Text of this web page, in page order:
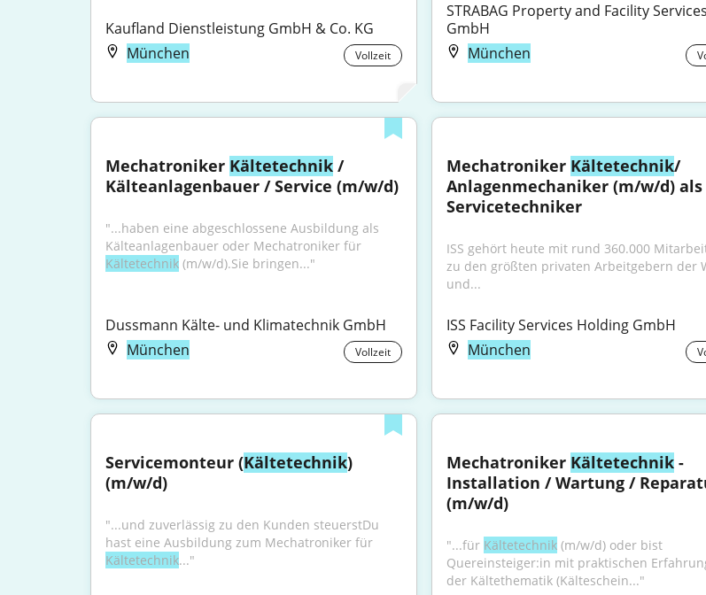
Kaufland Dienstleistung GmbH & Co. KG
München
Vollzeit
STRABAG Property and Facility Services
GmbH
München
Mechatroniker Kältetechnik /
Kälteanlagenbauer / Service (m/w/d)
"...haben eine abgeschlossene Ausbildung als
Kältetechnik (m/w/d).Sie bringen..."
Dussmann Kälte- und Klimatechnik GmbH
München
Vollzeit
Mechatroniker Kältetechnik/
Anlagenmechaniker (m/w/d) als
Servicetechniker
ISS gehört heute mit rund 360.000
zu den größten privaten Arbeitgebern der
und...
ISS Facility Services Holding GmbH
München
Servicemonteur (Kältetechnik)
(m/w/d)
"...und zuverlässig zu den Kunden steuerstDu
Kältetechnik..."
Mechatroniker Kältetechnik -
Installation / Wartung /
(m/w/d)
"...für Kältetechnik (m/w/d) oder bist
Quereinsteiger:in mit praktischen
der Kältethematik (Kälteschein..."